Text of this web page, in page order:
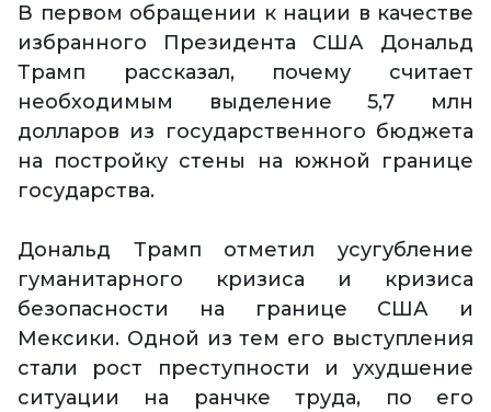
В первом обращении к нации в качестве
избранного Президента США Дональд
Трамп рассказал, почему считает
необходимым выделение 5,7 млн
долларов из государственного бюджета
на постройку стены на южной границе
государства.
Дональд Трамп отметил усугубление
гуманитарного кризиса и кризиса
безопасности на границе США и
Мексики. Одной из тем его выступления
стали рост преступности и ухудшение
ситуации на ранчке труда, по его